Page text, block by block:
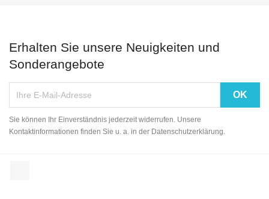
Erhalten Sie unsere Neuigkeiten und
Sonderangebote
Sie können Ihr Einverständnis jederzeit widerrufen. Unsere
Kontaktinformationen finden Sie u. a. in der Datenschutzerklärung.